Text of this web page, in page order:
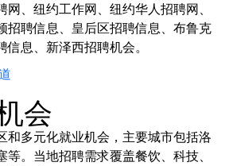
、纽约工作网、纽约华人招聘网、
招聘信息、皇后区招聘信息、布鲁克
息、新泽西招聘机会。
会
和多元化就业机会，主要城市包括洛
。当地招聘需求覆盖餐饮、科技、